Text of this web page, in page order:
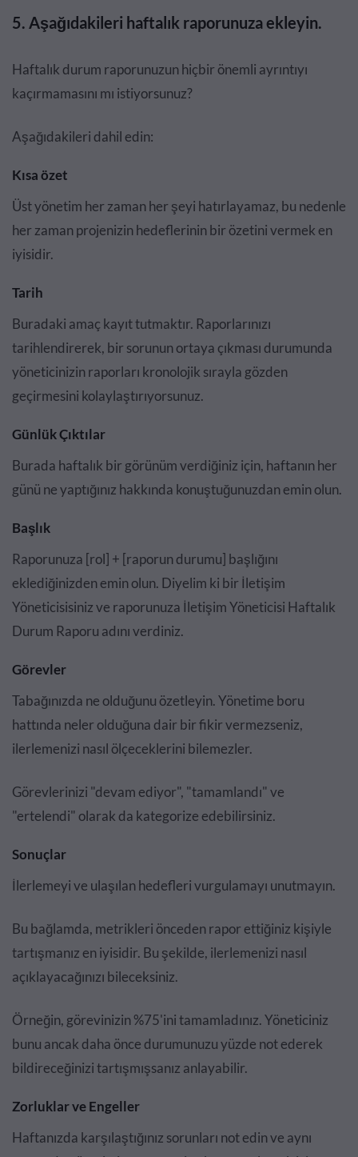
5. Aşağıdakileri haftalık raporunuza ekleyin.
Haftalık durum raporunuzun hiçbir önemli ayrıntıyı
kaçırmamasını mı istiyorsunuz?
Aşağıdakileri dahil edin:
Kısa özet
Üst yönetim her zaman her şeyi hatırlayamaz, bu nedenle
her zaman projenizin hedeflerinin bir özetini vermek en
iyisidir.
Tarih
Buradaki amaç kayıt tutmaktır. Raporlarınızı
tarihlendirerek, bir sorunun ortaya çıkması durumunda
yöneticinizin raporları kronolojik sırayla gözden
geçirmesini kolaylaştırıyorsunuz.
Günlük Çıktılar
Burada haftalık bir görünüm verdiğiniz için, haftanın her
günü ne yaptığınız hakkında konuştuğunuzdan emin olun.
Başlık
Raporunuza [rol] + [raporun durumu] başlığını
eklediğinizden emin olun. Diyelim ki bir İletişim
Yöneticisisiniz ve raporunuza İletişim Yöneticisi Haftalık
Durum Raporu adını verdiniz.
Görevler
Tabağınızda ne olduğunu özetleyin. Yönetime boru
hattında neler olduğuna dair bir fikir vermezseniz,
ilerlemenizi nasıl ölçeceklerini bilemezler.
Görevlerinizi "devam ediyor", "tamamlandı" ve
"ertelendi" olarak da kategorize edebilirsiniz.
Sonuçlar
İlerlemeyi ve ulaşılan hedefleri vurgulamayı unutmayın.
Bu bağlamda, metrikleri önceden rapor ettiğiniz kişiyle
tartışmanız en iyisidir. Bu şekilde, ilerlemenizi nasıl
açıklayacağınızı bileceksiniz.
Örneğin, görevinizin %75'ini tamamladınız. Yöneticiniz
bunu ancak daha önce durumunuzu yüzde not ederek
bildireceğinizi tartışmışsanız anlayabilir.
Zorluklar ve Engeller
Haftanızda karşılaştığınız sorunları not edin ve aynı